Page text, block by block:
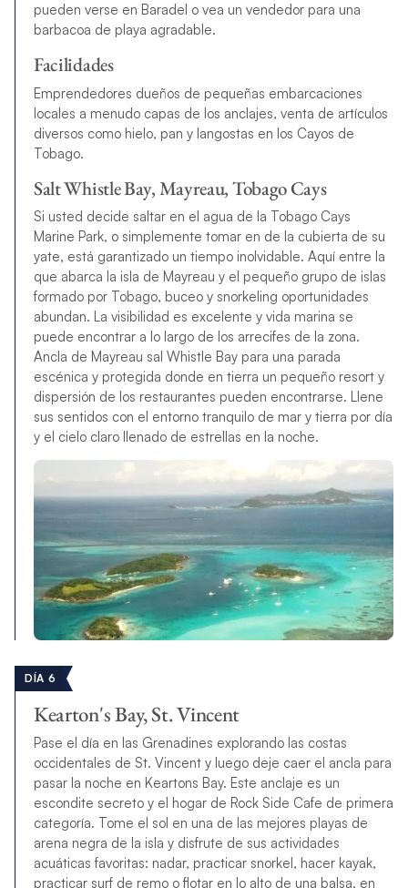
pueden verse en Baradel o vea un vendedor para una
barbacoa de playa agradable.
Facilidades
Emprendedores dueños de pequeñas embarcaciones
locales a menudo capas de los anclajes, venta de artículos
diversos como hielo, pan y langostas en los Cayos de
Tobago.
Salt Whistle Bay, Mayreau, Tobago Cays
Si usted decide saltar en el agua de la Tobago Cays
Marine Park, o simplemente tomar en de la cubierta de su
yate, está garantizado un tiempo inolvidable. Aquí entre la
que abarca la isla de Mayreau y el pequeño grupo de islas
formado por Tobago, buceo y snorkeling oportunidades
abundan. La visibilidad es excelente y vida marina se
puede encontrar a lo largo de los arrecifes de la zona.
Ancla de Mayreau sal Whistle Bay para una parada
escénica y protegida donde en tierra un pequeño resort y
dispersión de los restaurantes pueden encontrarse. Llene
sus sentidos con el entorno tranquilo de mar y tierra por día
y el cielo claro llenado de estrellas en la noche.
DÍA 6
Kearton's Bay, St. Vincent
Pase el día en las Grenadines explorando las costas
occidentales de St. Vincent y luego deje caer el ancla para
pasar la noche en Keartons Bay. Este anclaje es un
escondite secreto y el hogar de Rock Side Cafe de primera
categoría. Tome el sol en una de las mejores playas de
arena negra de la isla y disfrute de sus actividades
acuáticas favoritas: nadar, practicar snorkel, hacer kayak,
practicar surf de remo o flotar en lo alto de una balsa, en